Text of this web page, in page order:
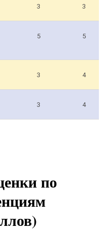
3 3
5 5
3 4
3 4
по